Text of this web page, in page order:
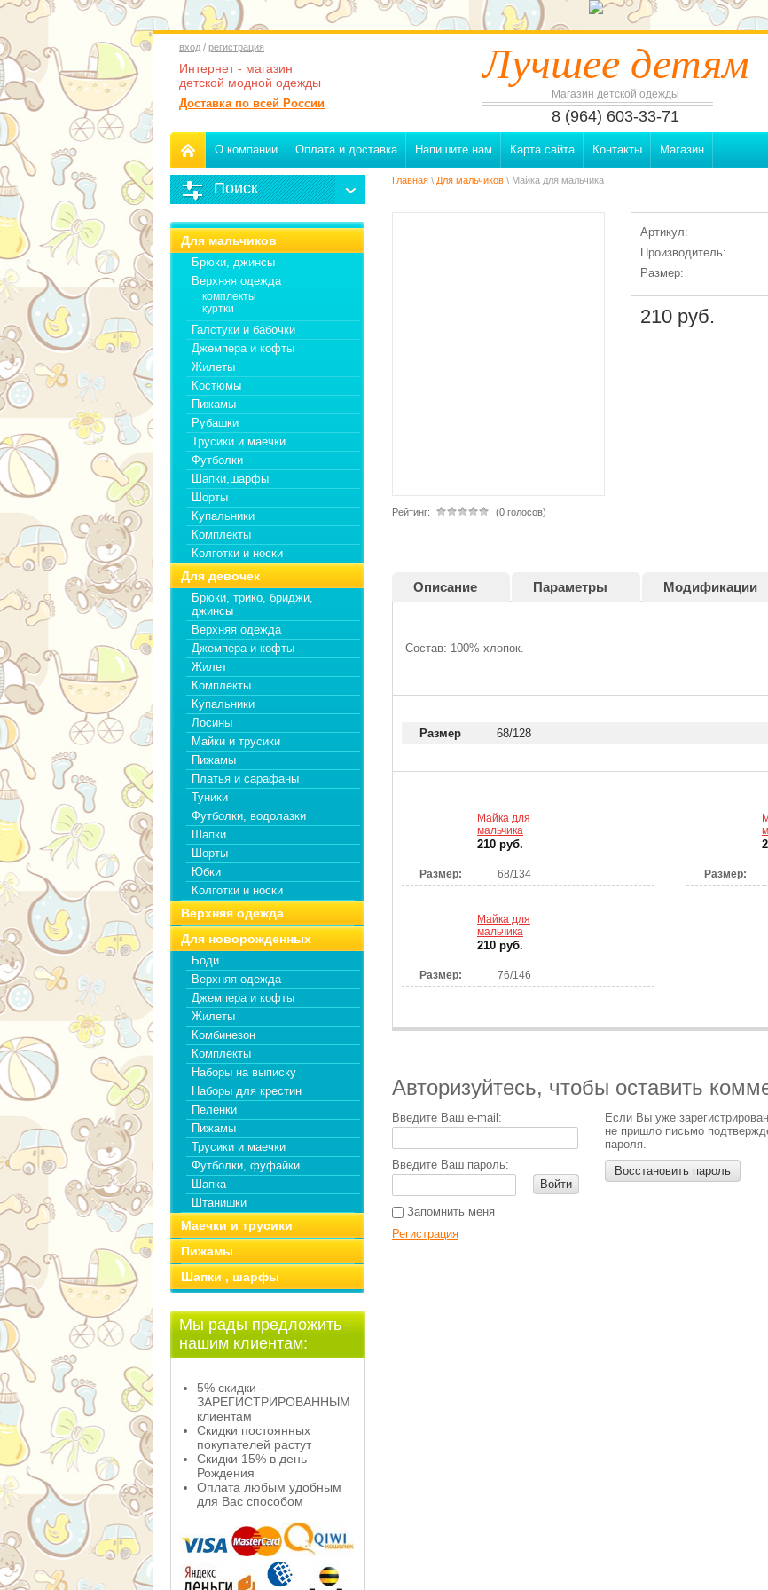
вход / регистрация
Интернет - магазин
детской модной одежды
Доставка по всей России
Лучшее детям
Магазин детской одежды
8 (964) 603-33-71
О компании Оплата и доставка Напишите нам Карта сайта Контакты Магазин
Поиск
Для мальчиков
Брюки, джинсы
Верхняя одежда
комплекты
куртки
Галстуки и бабочки
Джемпера и кофты
Жилеты
Костюмы
Пижамы
Рубашки
Трусики и маечки
Футболки
Шапки,шарфы
Шорты
Купальники
Комплекты
Колготки и носки
Для девочек
Брюки, трико, бриджи,
джинсы
Верхняя одежда
Джемпера и кофты
Жилет
Комплекты
Купальники
Лосины
Майки и трусики
Пижамы
Платья и сарафаны
Туники
Футболки, водолазки
Шапки
Шорты
Юбки
Колготки и носки
Верхняя одежда
Для новорожденных
Боди
Верхняя одежда
Джемпера и кофты
Жилеты
Комбинезон
Комплекты
Наборы на выписку
Наборы для крестин
Пеленки
Пижамы
Трусики и маечки
Футболки, фуфайки
Шапка
Штанишки
Маечки и трусики
Пижамы
Шапки , шарфы
Мы рады предложить
нашим клиентам:
5% скидки -
ЗАРЕГИСТРИРОВАННЫМ
клиентам
Скидки постоянных
покупателей растут
Скидки 15% в день
Рождения
Оплата любым удобным
для Вас способом
Главная \ Для мальчиков \ Майка для мальчика
Рейтинг: (0 голосов)
Артикул:
Производитель:
Размер:
210 руб.
Описание Параметры Модификации
Cостав: 100% хлопок.
Размер 68/128
Майка для
мальчика
210 руб.
Размер: 68/134 Размер:
Майка для
мальчика
210 руб.
Размер: 76/146
Авторизуйтесь, чтобы оставить
Введите Ваш e-mail:
Введите Ваш пароль:
Войти
Запомнить меня
Регистрация
Если Вы уже
не пришло письмо
пароля.
Восстановить пароль